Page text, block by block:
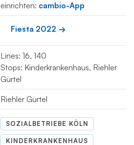
einrichten: cambio-App
Fiesta 2022
Lines: 16, 140
Stops: Kinderkrankenhaus, Riehler
Gürtel
Riehler Gürtel
SOZIALBETRIEBE KÖLN
KINDERKRANKENHAUS